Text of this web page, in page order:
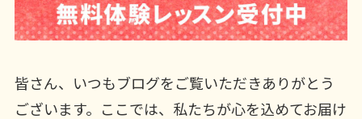
皆さん、いつもブログをご覧いただきありがとう
ございます。ここでは、私たちが心を込めてお届け